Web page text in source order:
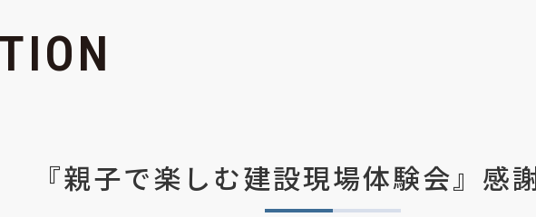
『親子で楽しむ建設現場体験会』感